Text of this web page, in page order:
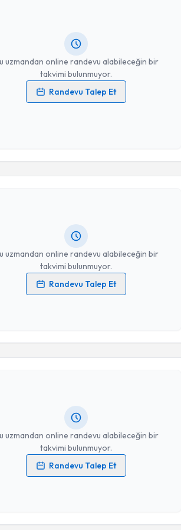
uzmandan online randevu alabileceğin bir
takvimi bulunmuyor.
Randevu Talep Et
verilerimin işlenmesine ilişkinAydınlatma Metni
Takvim Talebini Gönder
uzmandan online randevu alabileceğin bir
takvimi bulunmuyor.
Randevu Talep Et
Talebi
Barın
verilerimin işlenmesine ilişkinAydınlatma Metni
Takvim Talebini Gönder
uzmandan online randevu alabileceğin bir
takvimi bulunmuyor.
Randevu Talep Et
Talebi
Şener
verilerimin işlenmesine ilişkinAydınlatma Metni